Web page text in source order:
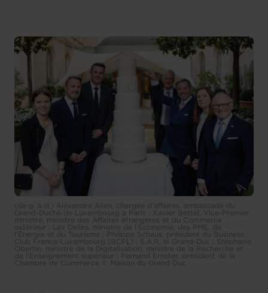
(de g. à d.) Alexandra Allen, chargée d’affaires, ambassade du
Grand-Duché de Luxembourg à Paris ; Xavier Bettel, Vice-Premier
ministre, ministre des Affaires étrangères et du Commerce
extérieur ; Lex Delles, ministre de l’Économie, des PME, de
l’Énergie et du Tourisme ; Philippe Schaus, président du Business
Club France-Luxembourg (BCFL) ; S.A.R. le Grand-Duc ; Stéphanie
Obertin, ministre de la Digitalisation, ministre de la Recherche et
de l’Enseignement supérieur ; Fernand Ernster, président de la
Chambre de Commerce © Maison du Grand Duc